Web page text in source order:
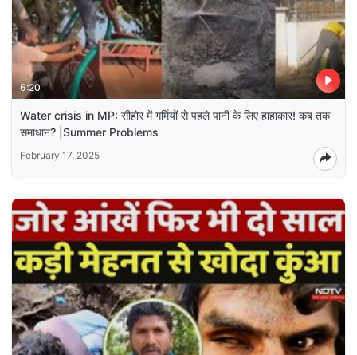
6:20
Water crisis in MP: सीहोर में गर्मियों से पहले पानी के लिए हाहाकार! कब तक
समाधान? |Summer Problems
February 17, 2025